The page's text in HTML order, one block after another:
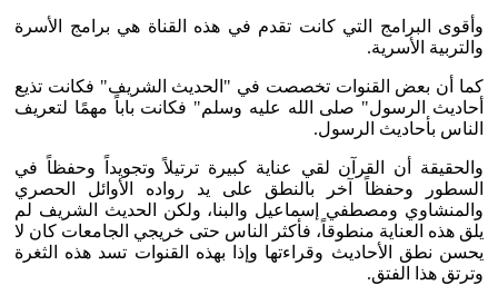
وأقوى البرامج التي كانت تقدم في هذه القناة هي برامج الأسرة
والتربية الأسرية.
كما أن بعض القنوات تخصصت في "الحديث الشريف" فكانت تذيع
أحاديث الرسول" صلى الله عليه وسلم" فكانت باباً مهمًا لتعريف
الناس بأحاديث الرسول.
والحقيقة أن القرآن لقي عناية كبيرة ترتيلاً وتجويداً وحفظاً في
السطور وحفظاً آخر بالنطق على يد رواده الأوائل الحصري
والمنشاوي ومصطفي إسماعيل والبنا، ولكن الحديث الشريف لم
يلق هذه العناية منطوقاً، فأكثر الناس حتى خريجي الجامعات كان لا
يحسن نطق الأحاديث وقراءتها وإذا بهذه القنوات تسد هذه الثغرة
وترتق هذا الفتق.